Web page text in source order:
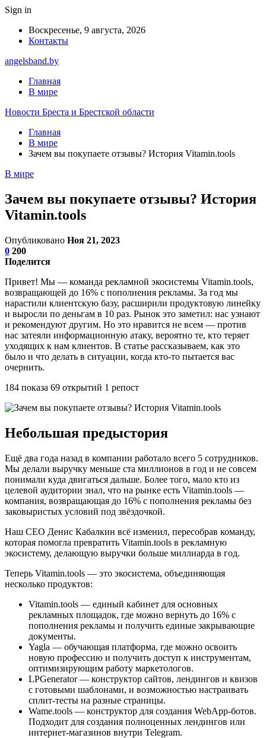
Sign in
Воскресенье, 9 августа, 2026
Контакты
angelsband.by
Главная
В мире
Новости Бреста и Брестской области
Главная
В мире
Зачем вы покупаете отзывы? История Vitamin.tools
В мире
Зачем вы покупаете отзывы? История
Vitamin.tools
Опубликовано Ноя 21, 2023
0 200
Поделится
Привет! Мы — команда рекламной экосистемы Vitamin.tools,
возвращающей до 16% с пополнения рекламы. За год мы
нарастили клиентскую базу, расширили продуктовую линейку
и выросли по деньгам в 10 раз. Рынок это заметил: нас узнают
и рекомендуют другим. Но это нравится не всем — против
нас затеяли информационную атаку, вероятно те, кто теряет
уходящих к нам клиентов. В статье рассказываем, как это
было и что делать в ситуации, когда кто-то пытается вас
очернить.
184 показа 69 открытий 1 репост
Небольшая предыстория
Ещё два года назад в компании работало всего 5 сотрудников.
Мы делали выручку меньше ста миллионов в год и не совсем
понимали куда двигаться дальше. Более того, мало кто из
целевой аудитории знал, что на рынке есть Vitamin.tools —
компания, возвращающая до 16% с пополнения рекламы без
заковыристых условий под звёздочкой.
Наш СЕО Денис Кабалкин всё изменил, пересобрав команду,
которая помогла превратить Vitamin.tools в рекламную
экосистему, делающую выручки больше миллиарда в год.
Теперь Vitamin.tools — это экосистема, объединяющая
несколько продуктов:
Vitamin.tools — единый кабинет для основных
рекламных площадок, где можно вернуть до 16% с
пополнения рекламы и получить единые закрывающие
документы.
Yagla — обучающая платформа, где можно освоить
новую профессию и получить доступ к инструментам,
оптимизирующим работу маркетологов.
LPGenerator — конструктор сайтов, лендингов и квизов
с готовыми шаблонами, и возможностью настраивать
сплит-тесты на разные страницы.
Wame.tools — конструктор для создания WebApp-ботов.
Подходит для создания полноценных лендингов или
интернет-магазинов внутри Telegram.